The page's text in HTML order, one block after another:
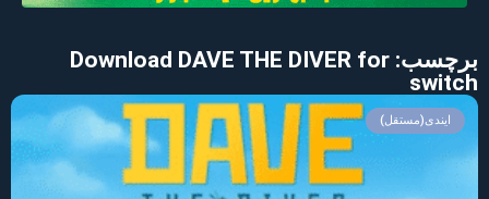
برچسب: Download DAVE THE DIVER for
switch
ایندی(مستقل)